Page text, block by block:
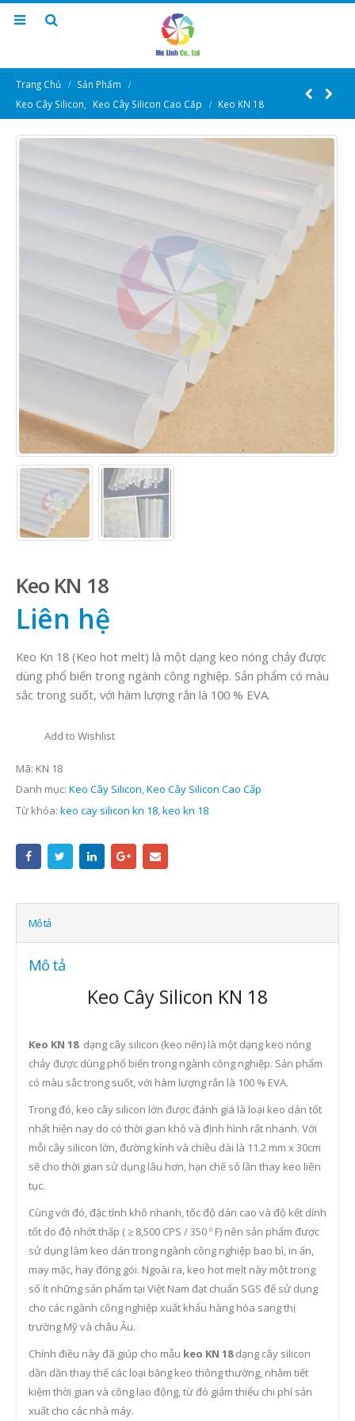
Trang Chủ
Sản Phẩm
Keo Cây Silicon, Keo Cây Silicon Cao Cấp Keo KN 18
Keo KN 18
Liên hệ
Keo Kn 18 (Keo hot melt) là một dạng keo nóng chảy được
dùng phổ biến trong ngành công nghiệp. Sản phẩm có màu
sắc trong suốt, với hàm lượng rắn là 100 % EVA.
Add to Wishlist
Mã: KN 18
Danh mục: Keo Cây Silicon,Keo Cây Silicon Cao Cấp
Từ khóa: keo cay silicon kn 18 keo kn 18
Mô tả
Mô tả
Keo Cây Silicon KN 18
Keo KN 18dạng cây silicon (keo nến) là một dạng keo nóng
chảy được dùng phổ biến trong ngành công nghiệp. Sản phẩm
có màu sắc trong suốt, với hàm lượng rắn là 100 % EVA.
Trong đó, keo cây silicon lớn được đánh giá là loại keo dán tốt
nhất hiện nay do có thời gian khô và định hình rất nhanh. Với
mỗi cây silicon lớn, đường kính và chiều dài là 11.2 mm x 30cm
sẽ cho thời gian sử dụng lâu hơn, hạn chế số lần thay keo liên
tục.
Cùng với đó, đặc tính khô nhanh, tốc độ dán cao và độ kết dính
tốt do độ nhớt thấp ( ≥ 8,500 CPS / 350 º F) nên sản phẩm được
sử dụng làm keo dán trong ngành công nghiệp bao bì, in ấn,
may mặc, hay đóng gói. Ngoài ra, keo hot melt này một trong
số ít những sản phẩm tại Việt Nam đạt chuẩn SGS để sử dụng
cho các ngành công nghiệp xuất khẩu hàng hóa sang thị
trường Mỹ và châu Âu.
Chính điều này đã giúp cho mẫu keo KN 18dạng cây silicon
dần dần thay thế các loại băng keo thông thường, nhằm tiết
kiệm thời gian và công lao động, từ đó giảm thiểu chi phí sản
xuất cho các nhà máy.